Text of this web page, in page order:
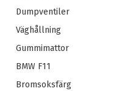
Dumpventiler
Väghållning
Gummimattor
BMW F11
Bromsoksfärg